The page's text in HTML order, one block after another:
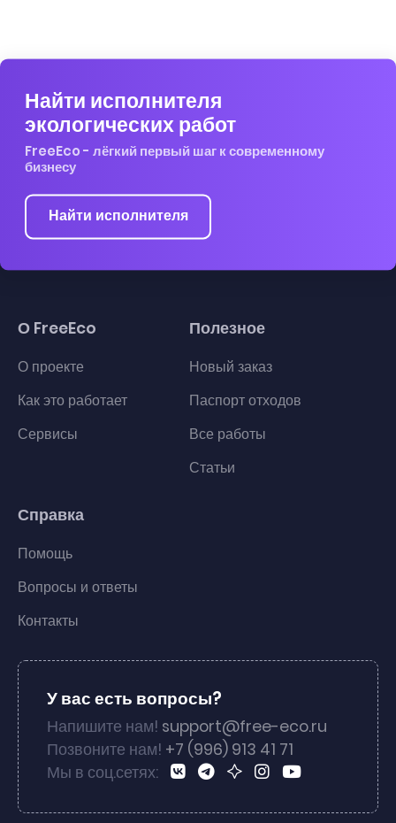
Найти исполнителя
экологических работ
FreeEco - лёгкий первый шаг к современному
бизнесу
Найти исполнителя
О FreeEco
О проекте
Как это работает
Сервисы
Полезное
Новый заказ
Паспорт отходов
Все работы
Статьи
Справка
Помощь
Вопросы и ответы
Контакты
У вас есть вопросы?
Напишите нам! support@free-eco.ru
Позвоните нам! +7 (996) 913 41 71
Мы в соц.сетях: